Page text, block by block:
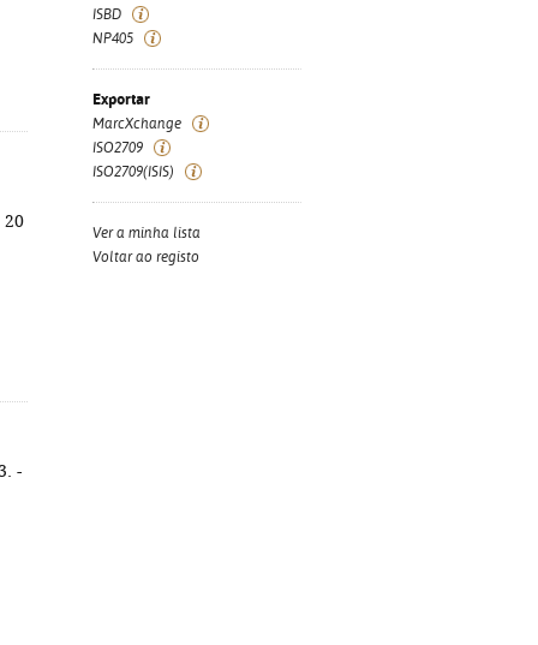
20
-
ISBD
NP405
Exportar
MarcXchange
ISO2709
ISO2709(ISIS)
Ver a minha lista
Voltar ao registo